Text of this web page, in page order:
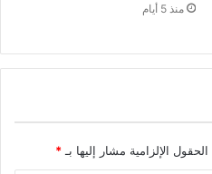
منذ 5 أيام
الحقول الإلزامية مشار إليها بـ *